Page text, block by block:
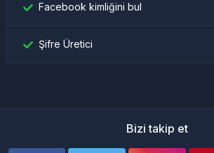
Facebook kimliğini bul
Şifre Üretici
Bizi takip et